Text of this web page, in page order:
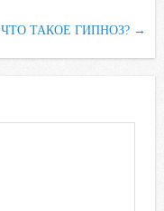
ЧТО ТАКОЕ ГИПНОЗ? →